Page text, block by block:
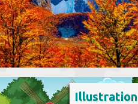
Illustration